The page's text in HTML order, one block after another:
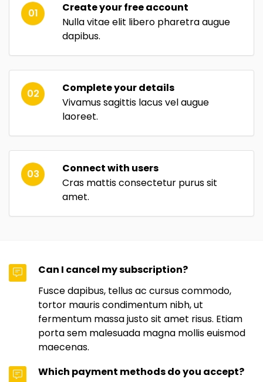
01
Create your free account
Nulla vitae elit libero pharetra augue
dapibus.
02
Complete your details
Vivamus sagittis lacus vel augue
laoreet.
03
Connect with users
Cras mattis consectetur purus sit
amet.
Can I cancel my subscription?
Fusce dapibus, tellus ac cursus commodo,
tortor mauris condimentum nibh, ut
fermentum massa justo sit amet risus. Etiam
porta sem malesuada magna mollis euismod
maecenas.
Which payment methods do you accept?